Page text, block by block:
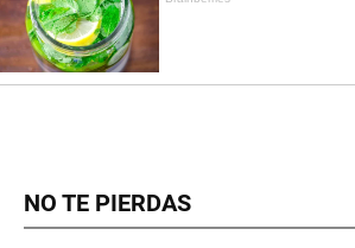
NO TE PIERDAS